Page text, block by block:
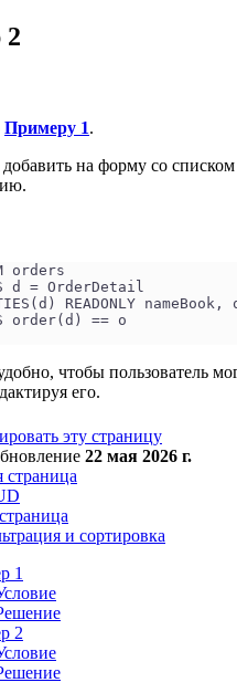
Примеру 1.
на форму со списком
orders
d = OrderDetail
READONLY nameBook,
order(d) == o
чтобы пользователь
его.
эту страницу
22 мая 2026 г.
и сортировка
1
2